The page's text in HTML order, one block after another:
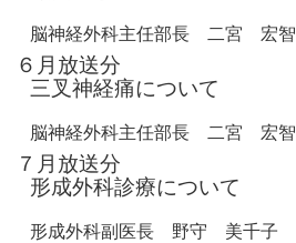
脳神経外科主任部長 二宮 宏智
６月放送分
三叉神経痛について
脳神経外科主任部長 二宮 宏智
７月放送分
形成外科診療について
形成外科副医長 野守 美千子